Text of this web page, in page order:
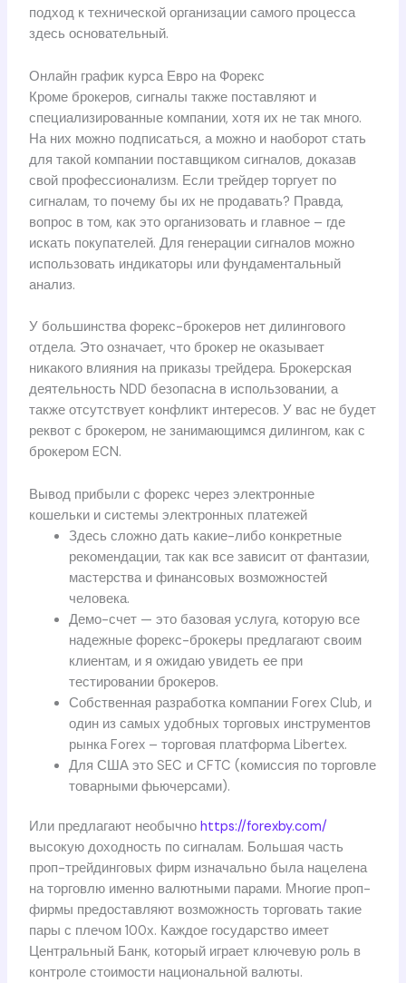
подход к технической организации самого процесса
здесь основательный.
Онлайн график курса Евро на Форекс
Кроме брокеров, сигналы также поставляют и
специализированные компании, хотя их не так много.
На них можно подписаться, а можно и наоборот стать
для такой компании поставщиком сигналов, доказав
свой профессионализм. Если трейдер торгует по
сигналам, то почему бы их не продавать? Правда,
вопрос в том, как это организовать и главное – где
искать покупателей. Для генерации сигналов можно
использовать индикаторы или фундаментальный
анализ.
У большинства форекс-брокеров нет дилингового
отдела. Это означает, что брокер не оказывает
никакого влияния на приказы трейдера. Брокерская
деятельность NDD безопасна в использовании, а
также отсутствует конфликт интересов. У вас не будет
реквот с брокером, не занимающимся дилингом, как с
брокером ECN.
Вывод прибыли с форекс через электронные
кошельки и системы электронных платежей
Здесь сложно дать какие-либо конкретные
рекомендации, так как все зависит от фантазии,
мастерства и финансовых возможностей
человека.
Демо-счет — это базовая услуга, которую все
надежные форекс-брокеры предлагают своим
клиентам, и я ожидаю увидеть ее при
тестировании брокеров.
Собственная разработка компании Forex Club, и
один из самых удобных торговых инструментов
рынка Forex – торговая платформа Libertex.
Для США это SEC и CFTC (комиссия по торговле
товарными фьючерсами).
Или предлагают необычно https://forexby.com/
высокую доходность по сигналам. Большая часть
проп-трейдинговых фирм изначально была нацелена
на торговлю именно валютными парами. Многие проп-
фирмы предоставляют возможность торговать такие
пары с плечом 100х. Каждое государство имеет
Центральный Банк, который играет ключевую роль в
контроле стоимости национальной валюты.